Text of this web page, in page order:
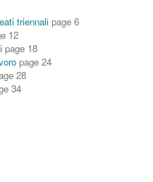
triennali page 6
12
page 18
page 24
28
34